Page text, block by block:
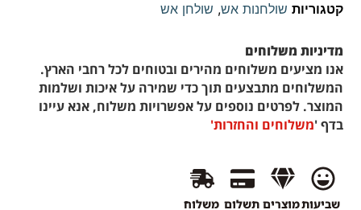
קטגוריות שולחנות אש, שולחן אש
מדיניות משלוחים
אנו מציעים משלוחים מהירים ובטוחים לכל רחבי הארץ.
המשלוחים מתבצעים תוך כדי שמירה על איכות ושלמות
המוצר. לפרטים נוספים על אפשרויות משלוח, אנא עיינו
בדף 'משלוחים והחזרות'
שביעותמוצרים תשלום משלוח